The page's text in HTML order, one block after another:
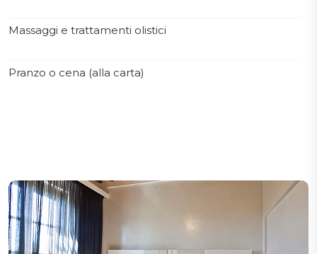
Massaggi e trattamenti olistici
Pranzo o cena (alla carta)